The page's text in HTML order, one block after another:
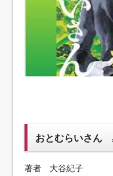
おとむらいさん
著者 大谷紀子